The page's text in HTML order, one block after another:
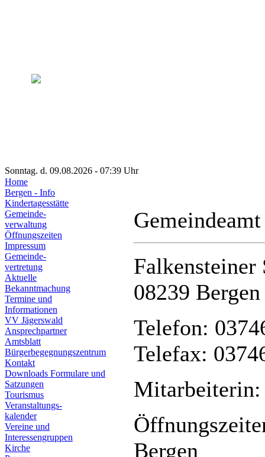
Sonntag. d. 09.08.2026 - 07:39 Uhr
Home
Bergen - Info
Kindertagesstätte
Gemeinde-
verwaltung
Öffnungszeiten
Impressum
Gemeinde-
vertretung
Aktuelle
Bekanntmachung
Termine und
Informationen
VV Jägerswald
Ansprechpartner
Amtsblatt
Bürgerbegegnungszentrum
Kontakt
Downloads Formulare und
Satzungen
Tourismus
Veranstaltungs-
kalender
Vereine und
Interessen­gruppen
Kirche
Falkensteiner
08239 Bergen
Telefon:
Telefax:
Mitarbeiterin:
Bergen